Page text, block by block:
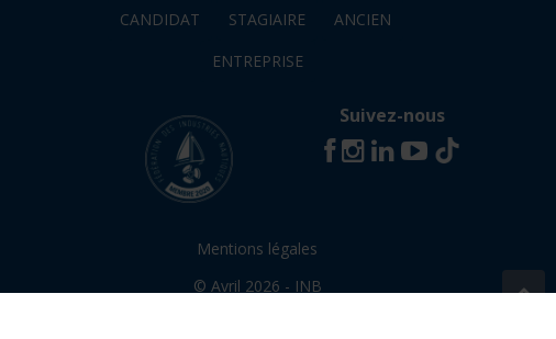
CANDIDAT STAGIAIRE
ANCIEN
ENTREPRISE
Suivez-nous
Mentions légales
© Avril 2026 - INB